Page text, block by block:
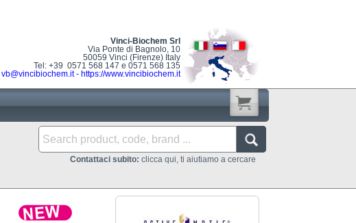
Vinci-Biochem Srl
Via Ponte di Bagnolo, 10
50059 Vinci (Firenze) Italy
Tel: +39 0571 568 147 e 0571 568 135
vb@vincibiochem.it- https://www.vincibiochem.it
Contattaci subito: clicca qui, ti aiutiamo a cercare